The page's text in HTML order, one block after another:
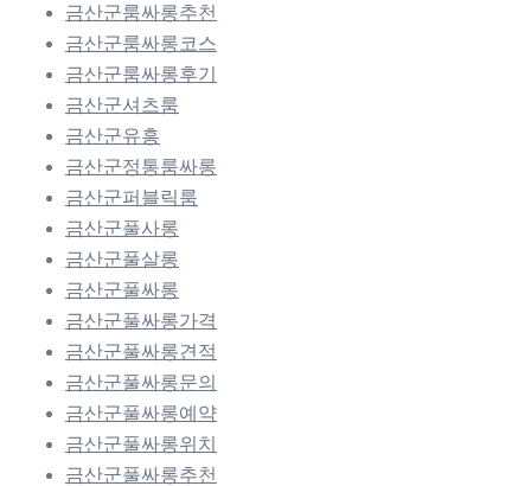
금산군룸싸롱추천
금산군룸싸롱코스
금산군룸싸롱후기
금산군셔츠룸
금산군유흥
금산군정통룸싸롱
금산군퍼블릭룸
금산군풀사롱
금산군풀살롱
금산군풀싸롱
금산군풀싸롱가격
금산군풀싸롱견적
금산군풀싸롱문의
금산군풀싸롱예약
금산군풀싸롱위치
금산군풀싸롱추천